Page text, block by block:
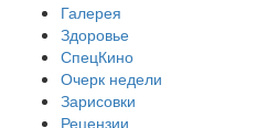
Галерея
Здоровье
СпецКино
Очерк недели
Зарисовки
Рецензии